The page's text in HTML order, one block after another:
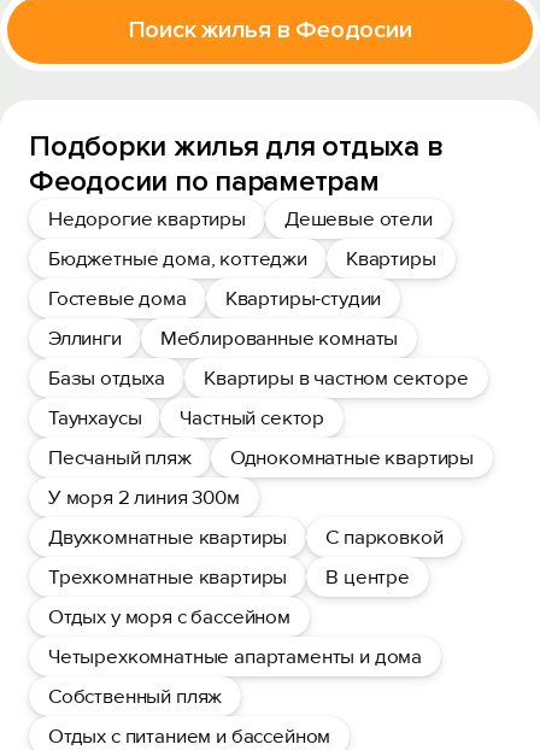
Поиск жилья в Феодосии
Подборки жилья для отдыха в
Феодосии по параметрам
Недорогие квартиры
Дешевые отели
Бюджетные дома, коттеджи
Квартиры
Гостевые дома
Квартиры-студии
Эллинги
Меблированные комнаты
Базы отдыха
Квартиры в частном секторе
Таунхаусы
Частный сектор
Песчаный пляж
Однокомнатные квартиры
У моря 2 линия 300м
Двухкомнатные квартиры
С парковкой
Трехкомнатные квартиры
В центре
Отдых у моря с бассейном
Четырехкомнатные апартаменты и дома
Собственный пляж
Отдых с питанием и бассейном